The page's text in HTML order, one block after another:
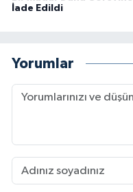
İade Edildi
Yorumlar